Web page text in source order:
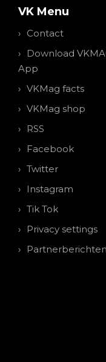
VK Menu
Contact
Download
App
VKMag facts
VKMag shop
RSS
Facebook
Twitter
Instagram
Tik Tok
Privacy settings
Partnerberichten